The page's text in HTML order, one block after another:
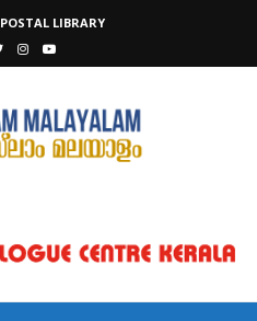
POSTAL LIBRARY